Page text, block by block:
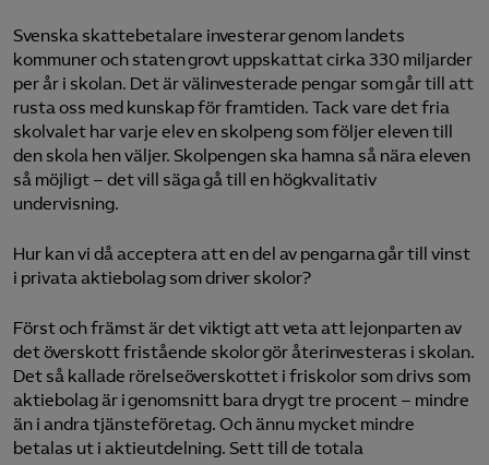
Svenska skattebetalare investerar genom landets
kommuner och staten grovt uppskattat cirka 330 miljarder
per år i skolan. Det är välinvesterade pengar som går till att
rusta oss med kunskap för framtiden. Tack vare det fria
skolvalet har varje elev en skolpeng som följer eleven till
den skola hen väljer. Skolpengen ska hamna så nära eleven
så möjligt – det vill säga gå till en högkvalitativ
undervisning.
Hur kan vi då acceptera att en del av pengarna går till vinst
i privata aktiebolag som driver skolor?
Först och främst är det viktigt att veta att lejonparten av
det överskott fristående skolor gör återinvesteras i skolan.
Det så kallade rörelseöverskottet i friskolor som drivs som
aktiebolag är i genomsnitt bara drygt tre procent – mindre
än i andra tjänsteföretag. Och ännu mycket mindre
betalas ut i aktieutdelning. Sett till de totala